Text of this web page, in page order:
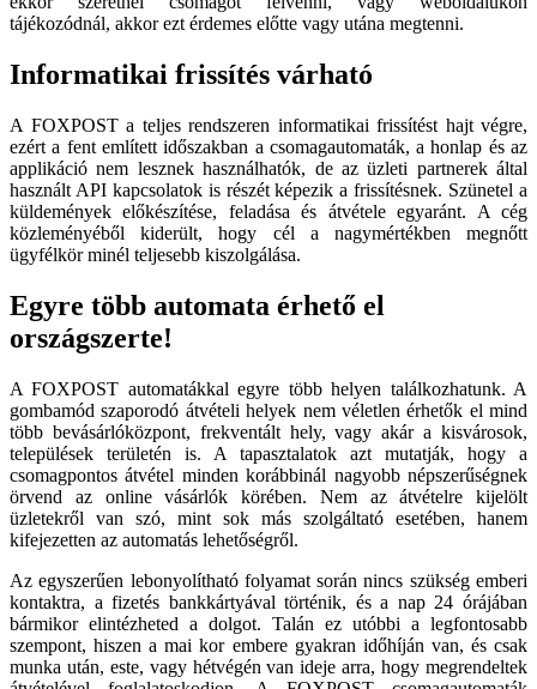
tájékozódnál, akkor ezt érdemes előtte vagy utána megtenni.
Informatikai frissítés várható
A FOXPOST a teljes rendszeren informatikai frissítést hajt végre,
ezért a fent említett időszakban a csomagautomaták, a honlap és az
applikáció nem lesznek használhatók, de az üzleti partnerek által
használt API kapcsolatok is részét képezik a frissítésnek. Szünetel a
küldemények előkészítése, feladása és átvétele egyaránt. A cég
közleményéből kiderült, hogy cél a nagymértékben megnőtt
ügyfélkör minél teljesebb kiszolgálása.
Egyre több automata érhető el
országszerte!
A FOXPOST automatákkal egyre több helyen találkozhatunk. A
gombamód szaporodó átvételi helyek nem véletlen érhetők el mind
több bevásárlóközpont, frekventált hely, vagy akár a kisvárosok,
települések területén is. A tapasztalatok azt mutatják, hogy a
csomagpontos átvétel minden korábbinál nagyobb népszerűségnek
örvend az online vásárlók körében. Nem az átvételre kijelölt
üzletekről van szó, mint sok más szolgáltató esetében, hanem
kifejezetten az automatás lehetőségről.
Az egyszerűen lebonyolítható folyamat során nincs szükség emberi
kontaktra, a fizetés bankkártyával történik, és a nap 24 órájában
bármikor elintézheted a dolgot. Talán ez utóbbi a legfontosabb
szempont, hiszen a mai kor embere gyakran időhíján van, és csak
munka után, este, vagy hétvégén van ideje arra, hogy megrendeltek